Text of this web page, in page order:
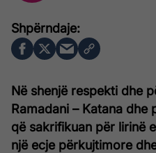
Në shenjë respekti dhe
Ramadani – Katana
që sakrifikuan për lirinë
një ecje përkujtimore